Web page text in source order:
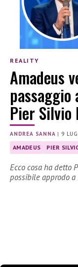
REALITY
Amadeus
passaggio
Pier Silvio
ANDREA SANNA | 9
AMADEUS PIER
Ecco cosa ha detto
possibile approdo a